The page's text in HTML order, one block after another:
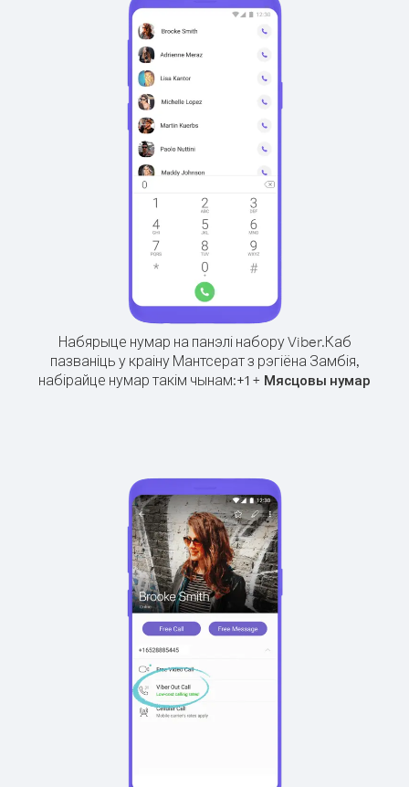
Набярыце нумар на панэлі набору Viber.Каб
пазваніць у краіну Мантсерат з рэгіёна Замбія,
набірайце нумар такім чынам:+1 + Мясцовы нумар